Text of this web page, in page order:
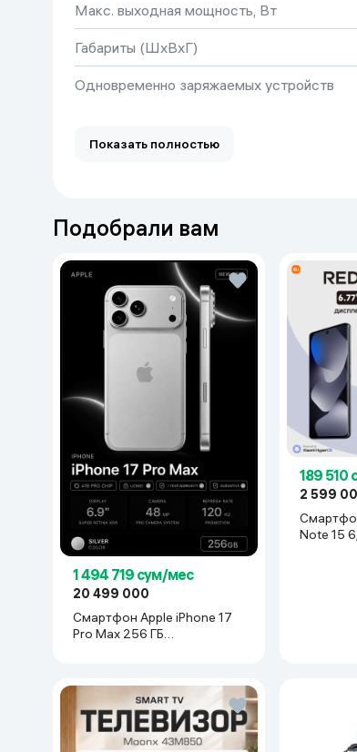
Макс. выходная мощность, Вт
Габариты (ШхВхГ)
Одновременно заряжаемых устройств
Показать полностью
Подобрали вам
1 494 719 сум/мес
20 499 000
Смартфон Apple iPhone 17
Pro Max 256 ГБ
189 510
2 599
Смартфон Xiaomi
Note 15